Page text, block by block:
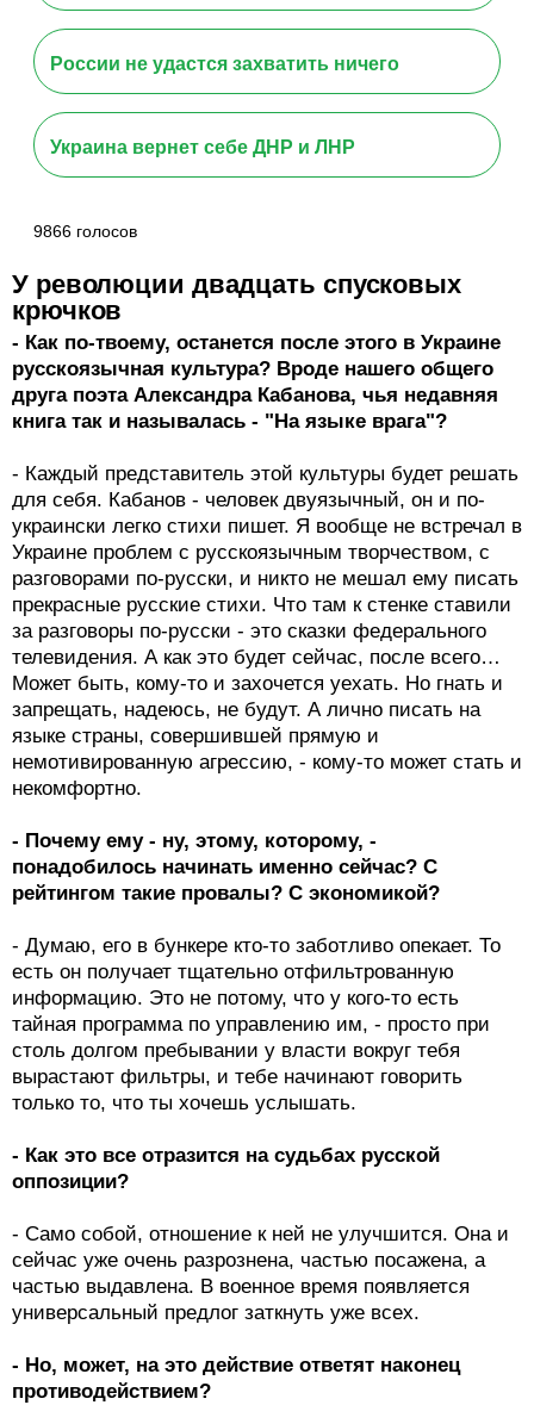
России не удастся захватить ничего
Украина вернет себе ДНР и ЛНР
9866 голосов
У революции двадцать спусковых
крючков
- Как по-твоему, останется после этого в Украине
русскоязычная культура? Вроде нашего общего
друга поэта Александра Кабанова, чья недавняя
книга так и называлась - "На языке врага"?
- Каждый представитель этой культуры будет решать
для себя. Кабанов - человек двуязычный, он и по-
украински легко стихи пишет. Я вообще не встречал в
Украине проблем с русскоязычным творчеством, с
разговорами по-русски, и никто не мешал ему писать
прекрасные русские стихи. Что там к стенке ставили
за разговоры по-русски - это сказки федерального
телевидения. А как это будет сейчас, после всего…
Может быть, кому-то и захочется уехать. Но гнать и
запрещать, надеюсь, не будут. А лично писать на
языке страны, совершившей прямую и
немотивированную агрессию, - кому-то может стать и
некомфортно.
- Почему ему - ну, этому, которому, -
понадобилось начинать именно сейчас? С
рейтингом такие провалы? С экономикой?
- Думаю, его в бункере кто-то заботливо опекает. То
есть он получает тщательно отфильтрованную
информацию. Это не потому, что у кого-то есть
тайная программа по управлению им, - просто при
столь долгом пребывании у власти вокруг тебя
вырастают фильтры, и тебе начинают говорить
только то, что ты хочешь услышать.
- Как это все отразится на судьбах русской
оппозиции?
- Само собой, отношение к ней не улучшится. Она и
сейчас уже очень разрознена, частью посажена, а
частью выдавлена. В военное время появляется
универсальный предлог заткнуть уже всех.
- Но, может, на это действие ответят наконец
противодействием?